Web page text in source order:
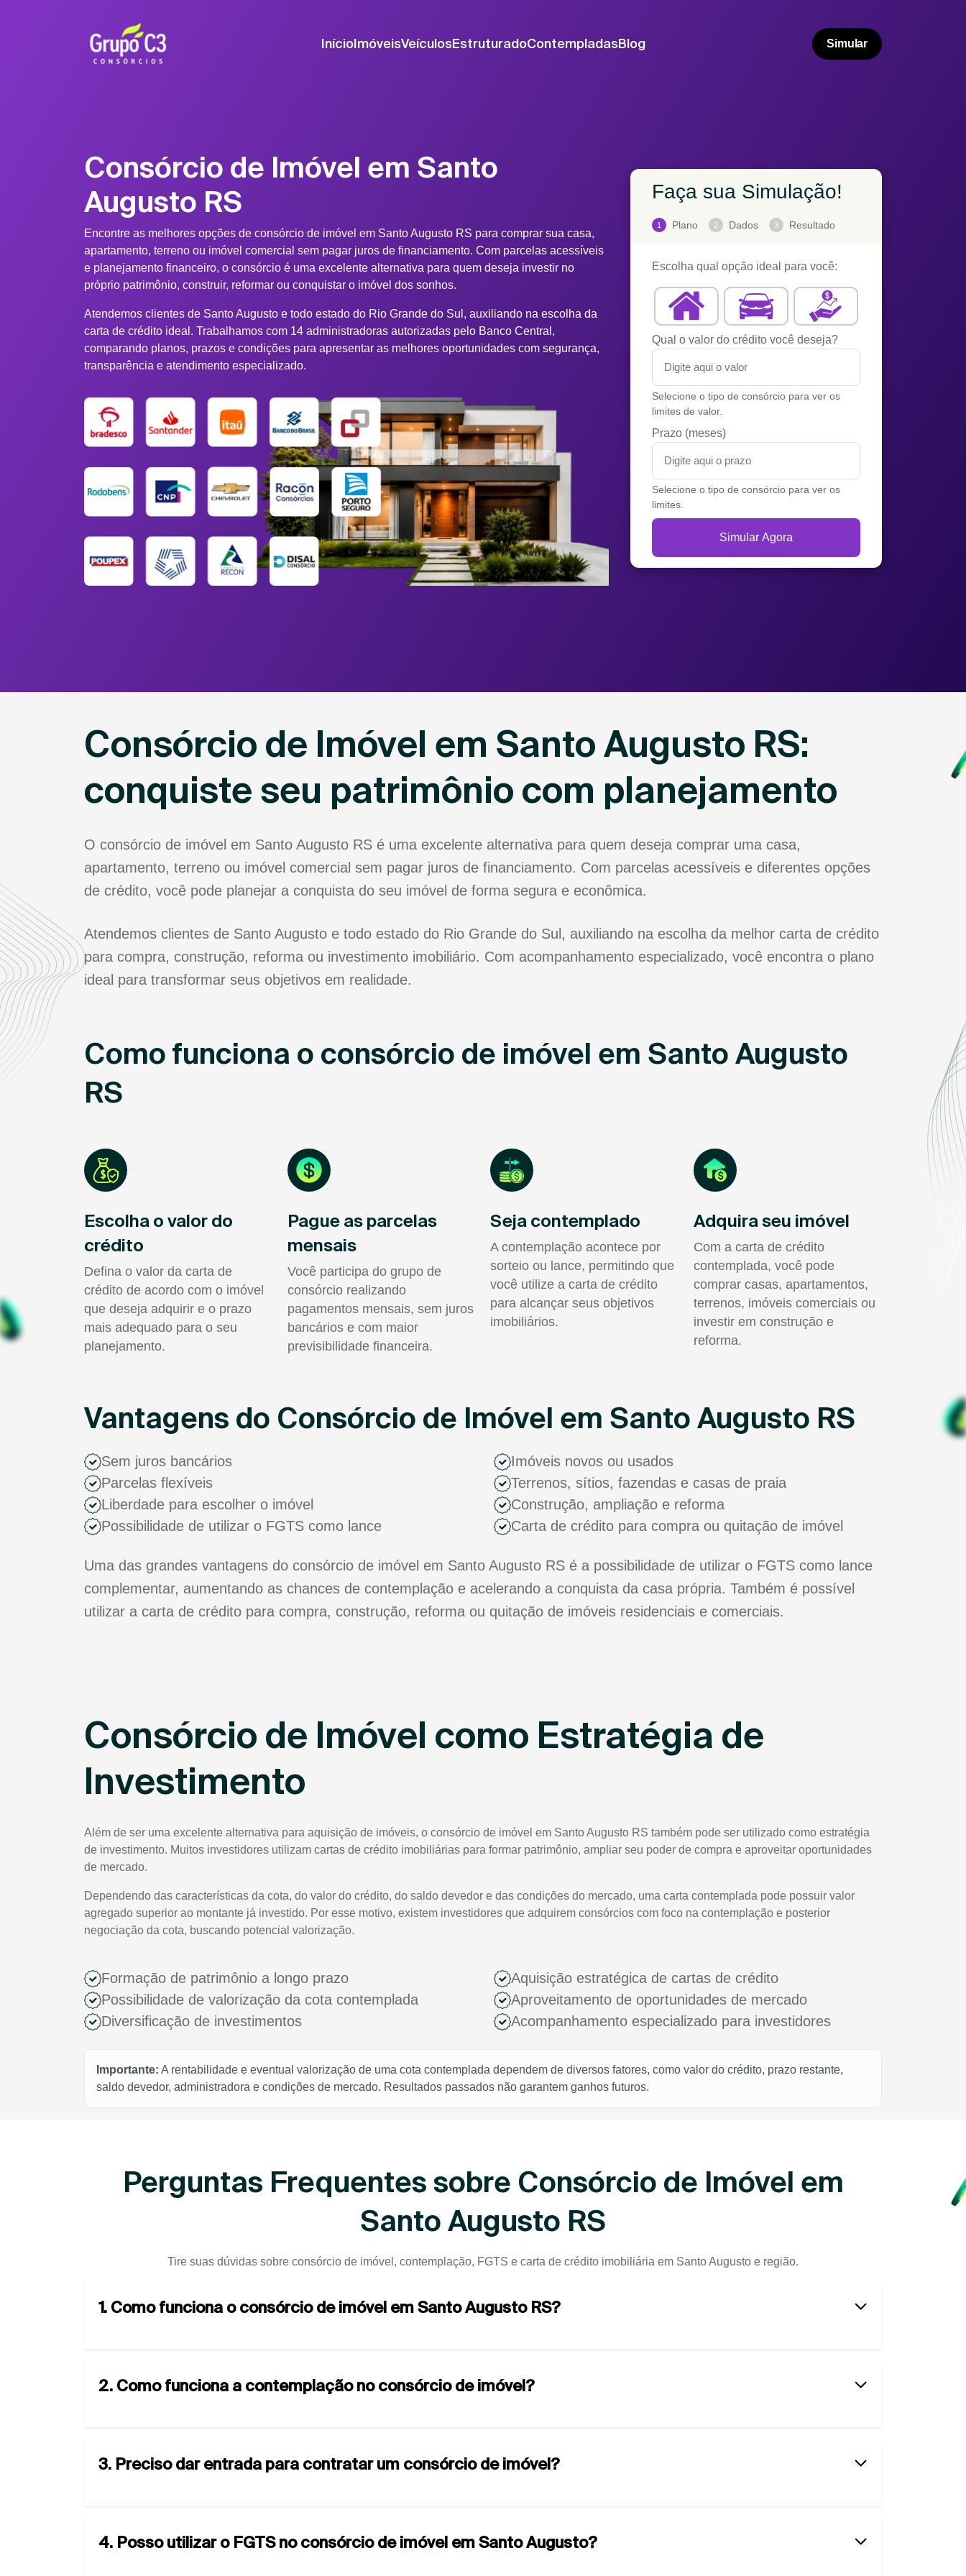
InícioImóveisVeículosEstruturadoContempladasBlog Simular
Consórcio de Imóvel em Santo
Augusto RS
Encontre as melhores opções de consórcio de imóvel em Santo Augusto RS para comprar sua casa,
apartamento, terreno ou imóvel comercial sem pagar juros de financiamento. Com parcelas acessíveis
e planejamento financeiro, o consórcio é uma excelente alternativa para quem deseja investir no
próprio patrimônio, construir, reformar ou conquistar o imóvel dos sonhos.
Atendemos clientes de Santo Augusto e todo estado do Rio Grande do Sul, auxiliando na escolha da
carta de crédito ideal. Trabalhamos com 14 administradoras autorizadas pelo Banco Central,
comparando planos, prazos e condições para apresentar as melhores oportunidades com segurança,
transparência e atendimento especializado.
Faça sua Simulação!
1 Plano 2 Dados 3 Resultado
Escolha qual opção ideal para você:
Qual o valor do crédito você deseja?
Selecione o tipo de consórcio para ver os
limites de valor.
Prazo (meses)
Selecione o tipo de consórcio para ver os
limites.
Simular Agora
Consórcio de Imóvel em Santo Augusto RS:
conquiste seu patrimônio com planejamento
O consórcio de imóvel em Santo Augusto RS é uma excelente alternativa para quem deseja comprar uma casa,
apartamento, terreno ou imóvel comercial sem pagar juros de financiamento. Com parcelas acessíveis e diferentes opções
de crédito, você pode planejar a conquista do seu imóvel de forma segura e econômica.
Atendemos clientes de Santo Augusto e todo estado do Rio Grande do Sul, auxiliando na escolha da melhor carta de crédito
para compra, construção, reforma ou investimento imobiliário. Com acompanhamento especializado, você encontra o plano
ideal para transformar seus objetivos em realidade.
Como funciona o consórcio de imóvel em Santo Augusto
RS
Escolha o valor do
crédito
Defina o valor da carta de
crédito de acordo com o imóvel
que deseja adquirir e o prazo
mais adequado para o seu
planejamento.
Pague as parcelas
mensais
Você participa do grupo de
consórcio realizando
pagamentos mensais, sem juros
bancários e com maior
previsibilidade financeira.
Seja contemplado
A contemplação acontece por
sorteio ou lance, permitindo que
você utilize a carta de crédito
para alcançar seus objetivos
imobiliários.
Adquira seu imóvel
Com a carta de crédito
contemplada, você pode
comprar casas, apartamentos,
terrenos, imóveis comerciais ou
investir em construção e
reforma.
Vantagens do Consórcio de Imóvel em Santo Augusto RS
Sem juros bancários
Parcelas flexíveis
Liberdade para escolher o imóvel
Possibilidade de utilizar o FGTS como lance
Imóveis novos ou usados
Terrenos, sítios, fazendas e casas de praia
Construção, ampliação e reforma
Carta de crédito para compra ou quitação de imóvel
Uma das grandes vantagens do consórcio de imóvel em Santo Augusto RS é a possibilidade de utilizar o FGTS como lance
complementar, aumentando as chances de contemplação e acelerando a conquista da casa própria. Também é possível
utilizar a carta de crédito para compra, construção, reforma ou quitação de imóveis residenciais e comerciais.
Consórcio de Imóvel como Estratégia de
Investimento
Além de ser uma excelente alternativa para aquisição de imóveis, o consórcio de imóvel em Santo Augusto RS também pode ser utilizado como estratégia
de investimento. Muitos investidores utilizam cartas de crédito imobiliárias para formar patrimônio, ampliar seu poder de compra e aproveitar oportunidades
de mercado.
Dependendo das características da cota, do valor do crédito, do saldo devedor e das condições do mercado, uma carta contemplada pode possuir valor
agregado superior ao montante já investido. Por esse motivo, existem investidores que adquirem consórcios com foco na contemplação e posterior
negociação da cota, buscando potencial valorização.
Formação de patrimônio a longo prazo
Possibilidade de valorização da cota contemplada
Diversificação de investimentos
Aquisição estratégica de cartas de crédito
Aproveitamento de oportunidades de mercado
Acompanhamento especializado para investidores
Importante: A rentabilidade e eventual valorização de uma cota contemplada dependem de diversos fatores, como valor do crédito, prazo restante,
saldo devedor, administradora e condições de mercado. Resultados passados não garantem ganhos futuros.
Perguntas Frequentes sobre Consórcio de Imóvel em
Santo Augusto RS
Tire suas dúvidas sobre consórcio de imóvel, contemplação, FGTS e carta de crédito imobiliária em Santo Augusto e região.
1. Como funciona o consórcio de imóvel em Santo Augusto RS?
2. Como funciona a contemplação no consórcio de imóvel?
3. Preciso dar entrada para contratar um consórcio de imóvel?
4. Posso utilizar o FGTS no consórcio de imóvel em Santo Augusto?